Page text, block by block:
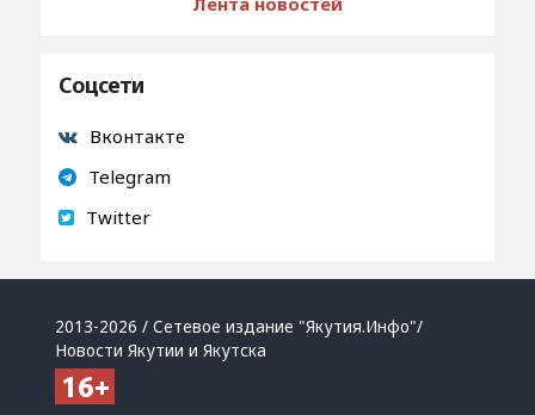
Соцсети
Вконтакте
Telegram
Twitter
2013-2026 / Сетевое издание "Якутия.Инфо"/
Новости Якутии и Якутска